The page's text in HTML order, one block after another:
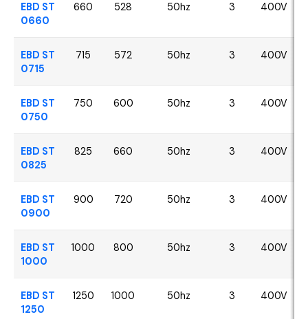
EBD ST
0660
660 528 50hz 3 400V
EBD ST
0715
715 572 50hz 3 400V
EBD ST
0750
750 600 50hz 3 400V
EBD ST
0825
825 660 50hz 3 400V
EBD ST
0900
900 720 50hz 3 400V
EBD ST
1000
1000 800 50hz 3 400V
EBD ST
1250
1250 1000 50hz 3 400V